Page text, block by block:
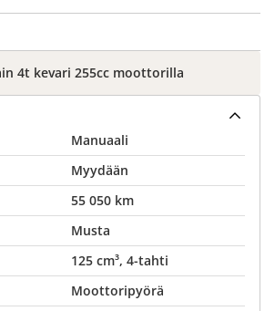
4t kevari 255cc moottorilla
Manuaali
Myydään
55 050 km
Musta
125 cm³, 4-tahti
Moottoripyörä